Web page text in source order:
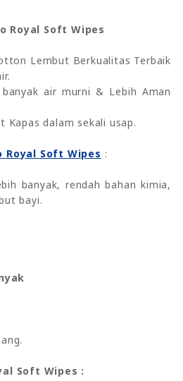
Royal Soft Wipes
Lembut Berkualitas Terbaik
air murni & Lebih Aman
Kapas dalam sekali usap.
Royal Soft Wipes :
banyak, rendah bahan kimia,
bayi.
Soft Wipes :